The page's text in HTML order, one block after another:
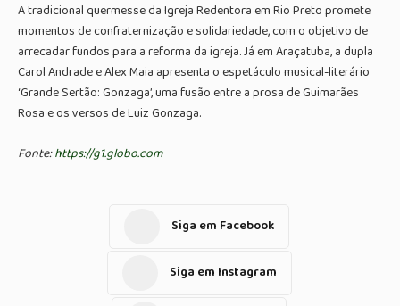
A tradicional quermesse da Igreja Redentora em Rio Preto promete
momentos de confraternização e solidariedade, com o objetivo de
arrecadar fundos para a reforma da igreja. Já em Araçatuba, a dupla
Carol Andrade e Alex Maia apresenta o espetáculo musical-literário
‘Grande Sertão: Gonzaga’, uma fusão entre a prosa de Guimarães
Rosa e os versos de Luiz Gonzaga.
Fonte:https://g1.globo.com
Siga em Facebook
Siga em Instagram